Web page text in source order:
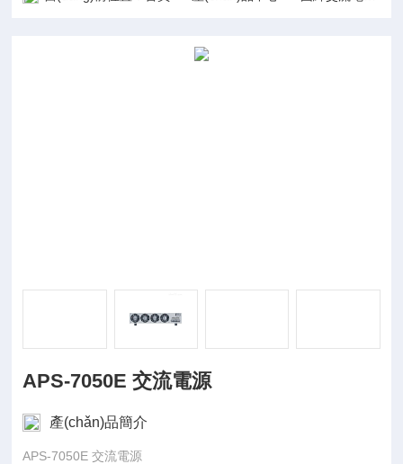
APS-7050E 交流電源
產(chǎn)品簡介
APS-7050E 交流電源